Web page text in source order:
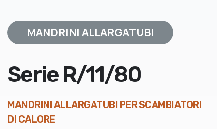
MANDRINI ALLARGATUBI
Serie R/11/80
MANDRINI ALLARGATUBI PER SCAMBIATORI
DI CALORE